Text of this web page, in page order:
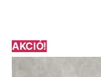
AKCIÓ!